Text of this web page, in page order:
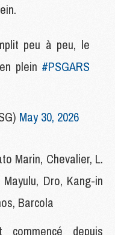
peu à peu, le
plein #PSGARS
May 30, 2026
Marin, Chevalier, L.
Dro, Kang-in
Barcola
commencé depuis